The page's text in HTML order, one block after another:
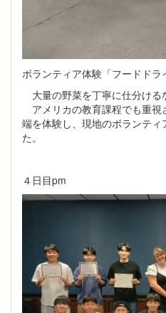
ボランティア体験「フードドラ
大量の野菜を丁寧に仕分ける
アメリカの教育課程でも重視
端を体験し、現地のボランテ
た。
４日目pm